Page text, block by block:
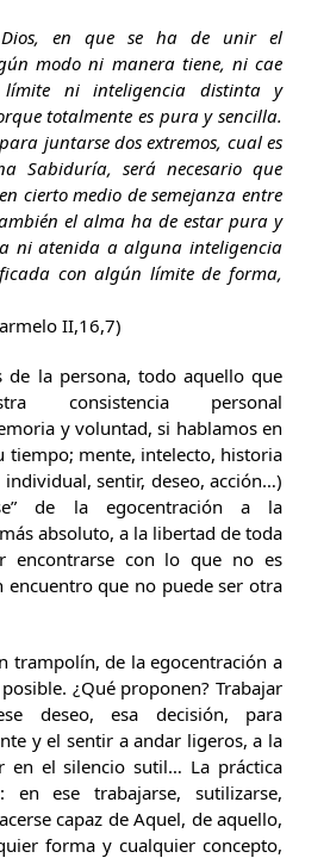
en que se ha de unir el
modo ni manera tiene, ni cae
ni inteligencia distinta y
totalmente es pura y sencilla.
juntarse dos extremos, cual es
Sabiduría, será necesario que
cierto medio de semejanza entre
el alma ha de estar pura y
ni atenida a alguna inteligencia
con algún límite de forma,
II,16,7)
de la persona, todo aquello que
consistencia personal
y voluntad, si hablamos en
tiempo; mente, intelecto, historia
sentir, deseo, acción…)
de la egocentración a la
absoluto, a la libertad de toda
encontrarse con lo que no es
que no puede ser otra
trampolín, de la egocentración a
¿Qué proponen? Trabajar
deseo, esa decisión, para
y el sentir a andar ligeros, a la
en el silencio sutil… La práctica
en ese trabajarse, sutilizarse,
capaz de Aquel, de aquello,
forma y cualquier concepto,